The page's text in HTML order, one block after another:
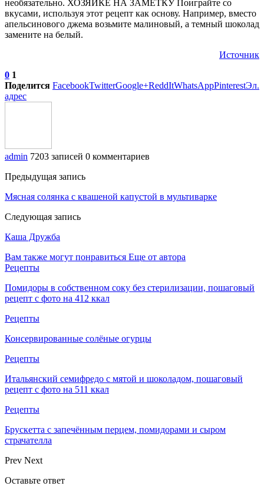
необязательно. ХОЗЯЙКЕ НА ЗАМЕТКУ Поиграйте со
вкусами, используя этот рецепт как основу. Например, вместо
апельсинового джема возьмите малиновый, а темный шоколад
замените на белый.
Источник
0 1
Поделится FacebookTwitterGoogle+ReddItWhatsAppPinterestЭл.
адрес
admin 7203 записей 0 комментариев
Предыдущая запись
Мясная солянка с квашеной капустой в мультиварке
Следующая запись
Каша Дружба
Вам также могут понравиться Еще от автора
Рецепты
Помидоры в собственном соку без стерилизации, пошаговый
рецепт с фото на 412 ккал
Рецепты
Консервированные солёные огурцы
Рецепты
Итальянский семифредо с мятой и шоколадом, пошаговый
рецепт с фото на 511 ккал
Рецепты
Брускетта с запечённым перцем, помидорами и сыром
страчателла
Prev Next
Оставьте ответ